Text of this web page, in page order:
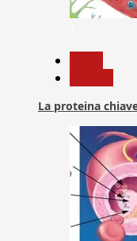
La proteina